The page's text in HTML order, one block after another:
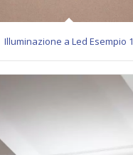
Illuminazione a Led Esempio 1